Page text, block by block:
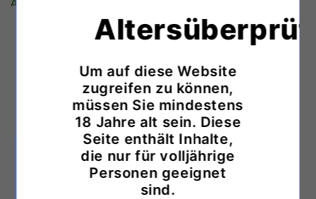
Preis
Um auf diese Website
zugreifen zu können,
müssen Sie mindestens
18 Jahre alt sein. Diese
Seite enthält Inhalte,
die nur für volljährige
Personen geeignet
sind.